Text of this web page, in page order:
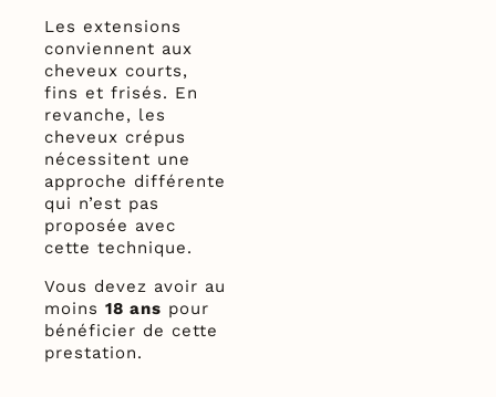
Les extensions
conviennent aux
cheveux courts,
fins et frisés. En
revanche, les
cheveux crépus
nécessitent une
approche différente
qui n’est pas
proposée avec
cette technique.
Vous devez avoir au
moins 18 ans pour
bénéficier de cette
prestation.